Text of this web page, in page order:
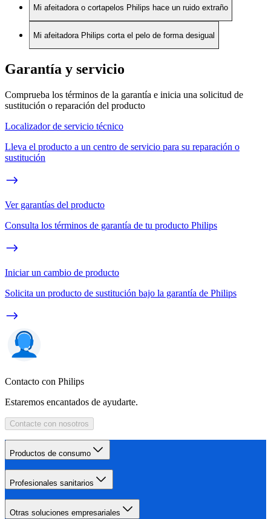
Mi afeitadora o cortapelos Philips hace un ruido extraño
Mi afeitadora Philips corta el pelo de forma desigual
Garantía y servicio
Comprueba los términos de la garantía e inicia una solicitud de
sustitución o reparación del producto
Localizador de servicio técnico
Lleva el producto a un centro de servicio para su reparación o
sustitución
Ver garantías del producto
Consulta los términos de garantía de tu producto Philips
Iniciar un cambio de producto
Solicita un producto de sustitución bajo la garantía de Philips
Contacto con Philips
Estaremos encantados de ayudarte.
Contacte con nosotros
Productos de consumo
Profesionales sanitarios
Otras soluciones empresariales